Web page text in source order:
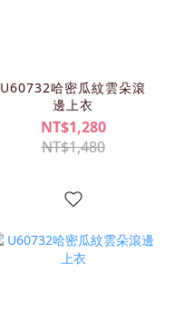
U60732哈密瓜紋雲朵滾
邊上衣
NT$1,280
NT$1,480